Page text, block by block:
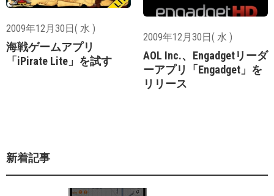
2009年12月30日( 水 )
海戦ゲームアプリ
「iPirate Lite」を試す
2009年12月30日( 水 )
AOL Inc.、Engadgetリーダ
ーアプリ「Engadget」を
リリース
新着記事